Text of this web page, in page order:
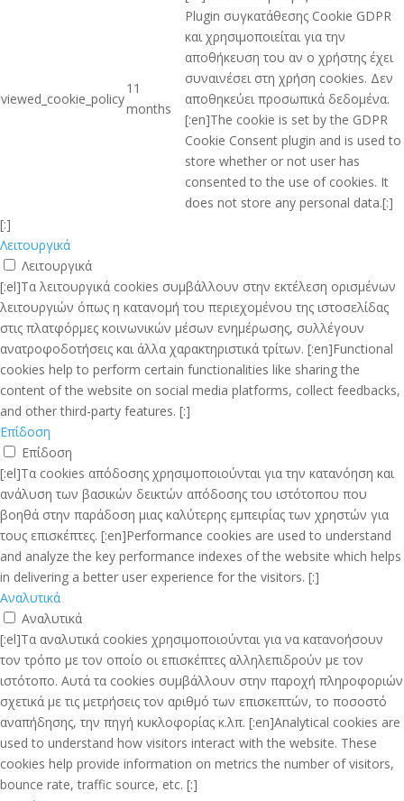
viewed_cookie_policy
11
months
Plugin συγκατάθεσης Cookie GDPR
και χρησιμοποιείται για την
αποθήκευση του αν ο χρήστης έχει
συναινέσει στη χρήση cookies. Δεν
αποθηκεύει προσωπικά δεδομένα.
[:en]The cookie is set by the GDPR
Cookie Consent plugin and is used to
store whether or not user has
consented to the use of cookies. It
does not store any personal data.[:]
[:]
Λειτουργικά
Λειτουργικά
[:el]Τα λειτουργικά cookies συμβάλλουν στην εκτέλεση ορισμένων
λειτουργιών όπως η κατανομή του περιεχομένου της ιστοσελίδας
στις πλατφόρμες κοινωνικών μέσων ενημέρωσης, συλλέγουν
ανατροφοδοτήσεις και άλλα χαρακτηριστικά τρίτων. [:en]Functional
cookies help to perform certain functionalities like sharing the
content of the website on social media platforms, collect feedbacks,
and other third-party features. [:]
Επίδοση
Επίδοση
[:el]Τα cookies απόδοσης χρησιμοποιούνται για την κατανόηση και
ανάλυση των βασικών δεικτών απόδοσης του ιστότοπου που
βοηθά στην παράδοση μιας καλύτερης εμπειρίας των χρηστών για
τους επισκέπτες. [:en]Performance cookies are used to understand
and analyze the key performance indexes of the website which helps
in delivering a better user experience for the visitors. [:]
Αναλυτικά
Αναλυτικά
[:el]Τα αναλυτικά cookies χρησιμοποιούνται για να κατανοήσουν
τον τρόπο με τον οποίο οι επισκέπτες αλληλεπιδρούν με τον
ιστότοπο. Αυτά τα cookies συμβάλλουν στην παροχή πληροφοριών
σχετικά με τις μετρήσεις τον αριθμό των επισκεπτών, το ποσοστό
αναπήδησης, την πηγή κυκλοφορίας κ.λπ. [:en]Analytical cookies are
used to understand how visitors interact with the website. These
cookies help provide information on metrics the number of visitors,
bounce rate, traffic source, etc. [:]